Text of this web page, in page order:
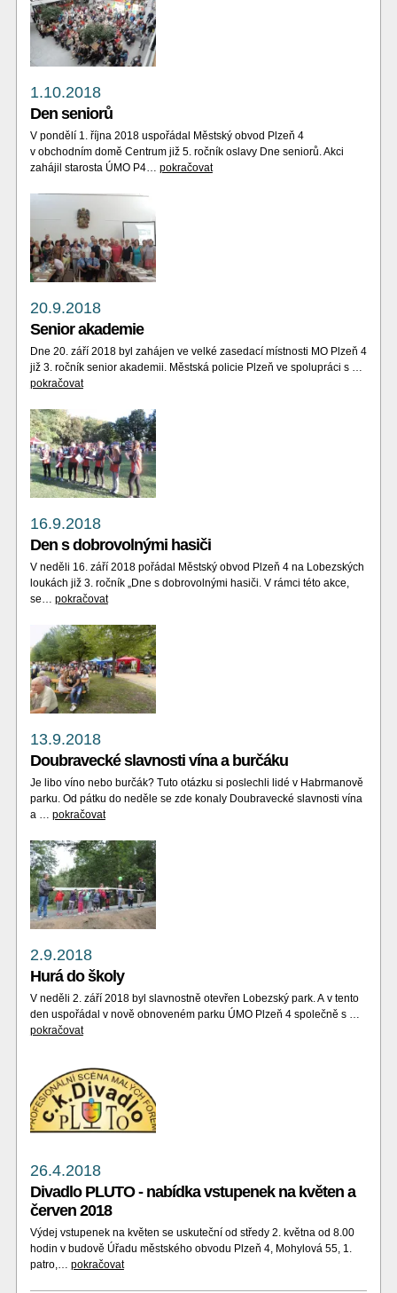
1.10.2018
Den seniorů
V pondělí 1. října 2018 uspořádal Městský obvod Plzeň 4
v obchodním domě Centrum již 5. ročník oslavy Dne seniorů. Akci
zahájil starosta ÚMO P4… pokračovat
20.9.2018
Senior akademie
Dne 20. září 2018 byl zahájen ve velké zasedací místnosti MO Plzeň 4
již 3. ročník senior akademii. Městská policie Plzeň ve spolupráci s …
pokračovat
16.9.2018
Den s dobrovolnými hasiči
V neděli 16. září 2018 pořádal Městský obvod Plzeň 4 na Lobezských
loukách již 3. ročník „Dne s dobrovolnými hasiči. V rámci této akce,
se… pokračovat
13.9.2018
Doubravecké slavnosti vína a burčáku
Je libo víno nebo burčák? Tuto otázku si poslechli lidé v Habrmanově
parku. Od pátku do neděle se zde konaly Doubravecké slavnosti vína
a … pokračovat
2.9.2018
Hurá do školy
V neděli 2. září 2018 byl slavnostně otevřen Lobezský park. A v tento
den uspořádal v nově obnoveném parku ÚMO Plzeň 4 společně s …
pokračovat
26.4.2018
Divadlo PLUTO - nabídka vstupenek na květen a
červen 2018
Výdej vstupenek na květen se uskuteční od středy 2. května od 8.00
hodin v budově Úřadu městského obvodu Plzeň 4, Mohylová 55, 1.
patro,… pokračovat